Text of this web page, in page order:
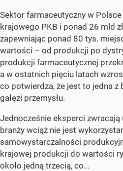
Sektor farmaceutyczny w
krajowego PKB i ponad 26 mld
zapewniając ponad 80 tys.
wartości – od produkcji po
produkcji farmaceutycznej
a w ostatnich pięciu latach
co potwierdza, że jest to jedna z
gałęzi przemysłu.
Jednocześnie eksperci zwracają
branży wciąż nie jest
samowystarczalności
krajowej produkcji do wartości
około jedną trzecią, co...